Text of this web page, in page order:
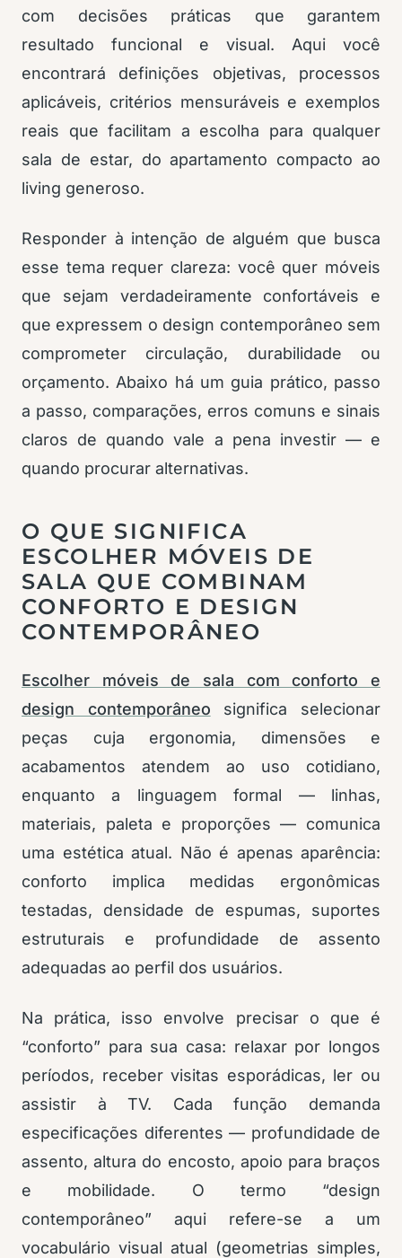
com decisões práticas que garantem
resultado funcional e visual. Aqui você
encontrará definições objetivas, processos
aplicáveis, critérios mensuráveis e exemplos
reais que facilitam a escolha para qualquer
sala de estar, do apartamento compacto ao
living generoso.
Responder à intenção de alguém que busca
esse tema requer clareza: você quer móveis
que sejam verdadeiramente confortáveis e
que expressem o design contemporâneo sem
comprometer circulação, durabilidade ou
orçamento. Abaixo há um guia prático, passo
a passo, comparações, erros comuns e sinais
claros de quando vale a pena investir — e
quando procurar alternativas.
O QUE SIGNIFICA
ESCOLHER MÓVEIS DE
SALA QUE COMBINAM
CONFORTO E DESIGN
CONTEMPORÂNEO
Escolher móveis de sala com conforto e
design contemporâneo significa selecionar
peças cuja ergonomia, dimensões e
acabamentos atendem ao uso cotidiano,
enquanto a linguagem formal — linhas,
materiais, paleta e proporções — comunica
uma estética atual. Não é apenas aparência:
conforto implica medidas ergonômicas
testadas, densidade de espumas, suportes
estruturais e profundidade de assento
adequadas ao perfil dos usuários.
Na prática, isso envolve precisar o que é
“conforto” para sua casa: relaxar por longos
períodos, receber visitas esporádicas, ler ou
assistir à TV. Cada função demanda
especificações diferentes — profundidade de
assento, altura do encosto, apoio para braços
e mobilidade. O termo “design
contemporâneo” aqui refere-se a um
vocabulário visual atual (geometrias simples,